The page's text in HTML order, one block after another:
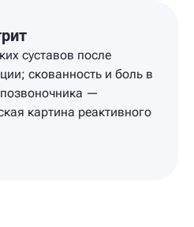
суставов после
скованность и боль в
позвоночника —
картина реактивного